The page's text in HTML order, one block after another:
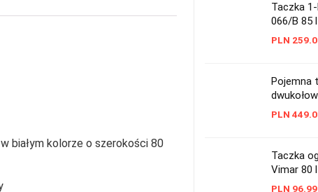
białym kolorze o szerokości 80
Taczka
066/B 85
PLN
Pojemna
PLN
Taczka
Vimar 80 l
PLN 96.99